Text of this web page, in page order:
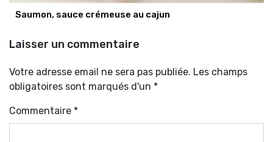
Saumon, sauce crémeuse au cajun
Laisser un commentaire
Votre adresse email ne sera pas publiée. Les champs
obligatoires sont marqués d'un *
Commentaire *